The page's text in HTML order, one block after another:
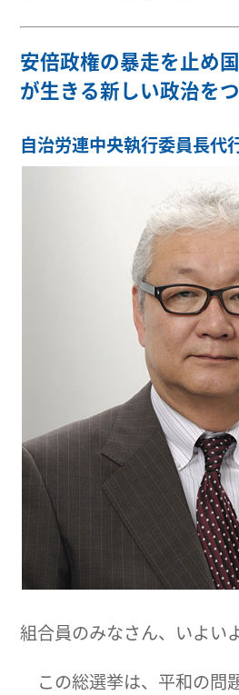
安倍政権の暴走を止め
が生きる新しい政治を
自治労連中央執行委員長
組合員のみなさん、いよい
この総選挙は、平和の問